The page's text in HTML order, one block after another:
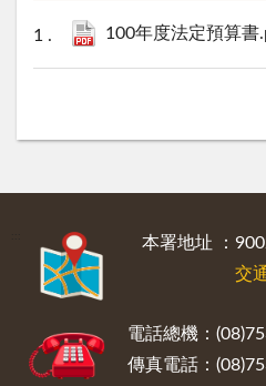
100年度法定預算書
本署地址 ：
交
電話總機：
傳真電話：